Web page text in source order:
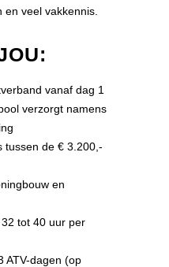
veel vakkennis.
vanaf dag 1
verzorgt namens
tussen de € 3.200,-
en
tot 40 uur per
ATV-dagen (op